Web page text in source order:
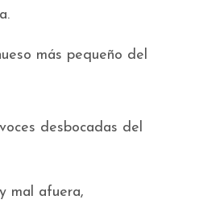
más pequeño del
desbocadas del
mal afuera,